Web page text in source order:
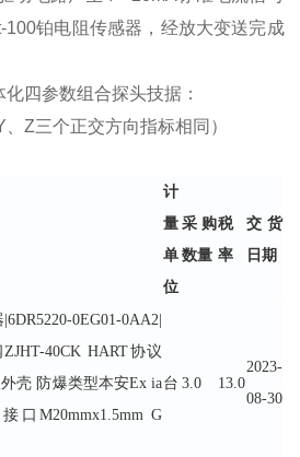
铂电阻传感器，经放大变送完成
四参数组合探头技据：
Z三个正交方向指标相同）
计
量
单
位
采购
数量
税
率
交货
日期
0EG01-0AA2|
40CK HART协议
壳 防爆类型本安Ex ia
口M20mmx1.5mm G
台 3.0 13.0
2023-
08-30